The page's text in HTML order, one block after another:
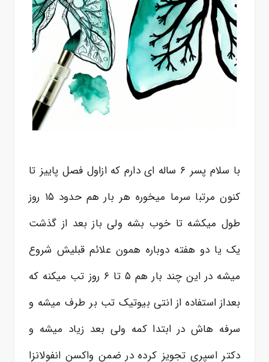
با سلام پسر ۶ ساله ای دارم که ازاول فصل پاییز تا
کنون مرتبا سرما میخوره هر بار هم حدود ۱۵ روز
طول میکشه تا خوب بشه ولی باز بعد از گذشت
یک یا دو هفته دوباره همون علائم قبلیش شروع
میشه در این چند بار هم ۵ تا ۶ روز تب میکنه که
بعداز استفاده از انتی بیوتیک تب بر طرف میشه و
سرفه هاش در ابتدا کمه ولی بعد زیاد میشه و
دکتر اسپری تجویز کرده در ضمن واکسن انفولانزا